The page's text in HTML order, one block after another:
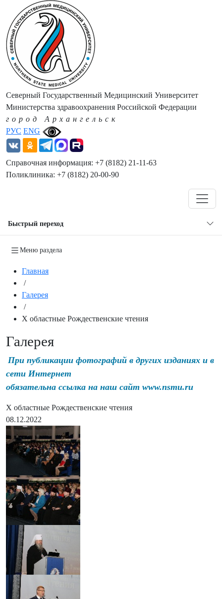
РУС ENG
Северный Государственный Медицинский Университет
Министерства здравоохранения Российской Федерации
город Архангельск
Справочная информация: +7 (8182) 21-11-63
Поликлиника: +7 (8182) 20-00-90
Быстрый переход
Меню раздела
Главная
/
Галерея
/
Х областные Рождественские чтения
Галерея
При публикации фотографий в других изданиях и в
сети Интернет
обязательна ссылка на наш сайт www.nsmu.ru
Х областные Рождественские чтения
08.12.2022